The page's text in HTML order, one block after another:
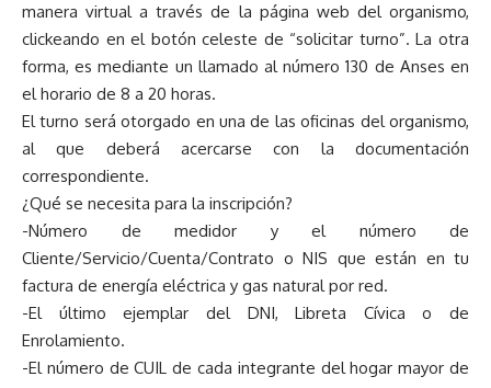
manera virtual a través de la página web del organismo,
clickeando en el botón celeste de “solicitar turno”. La otra
forma, es mediante un llamado al número 130 de Anses en
el horario de 8 a 20 horas.
El turno será otorgado en una de las oficinas del organismo,
al que deberá acercarse con la documentación
correspondiente.
¿Qué se necesita para la inscripción?
-Número de medidor y el número de
Cliente/Servicio/Cuenta/Contrato o NIS que están en tu
factura de energía eléctrica y gas natural por red.
-El último ejemplar del DNI, Libreta Cívica o de
Enrolamiento.
-El número de CUIL de cada integrante del hogar mayor de